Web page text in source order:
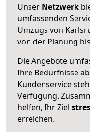
Unser Netzwerk
umfassenden
Umzugs von
von der Planung
Die Angebote
Ihre Bedürfnisse
Kundenservice
Verfügung.
helfen, Ihr Ziel
erreichen.